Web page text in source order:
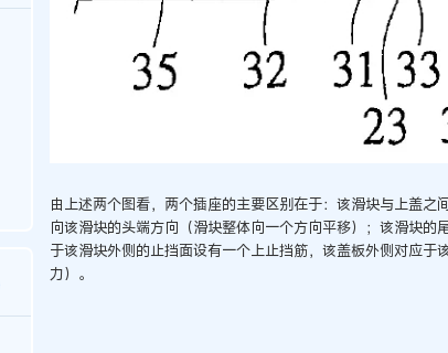
由上述两个图看，两个插座的主要区别在于：该滑块与上盖
向该滑块的头端方向（滑块整体向一个方向平移）；该滑块
于该滑块外侧的止挡面设有一个上止挡筋，该盖板外侧对应于
力）。